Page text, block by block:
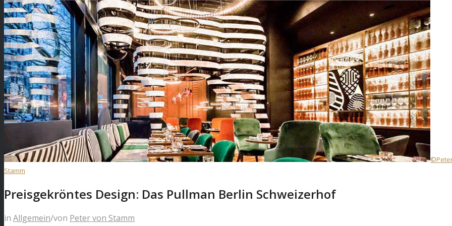
Stamm
Preisgekröntes Design: Das Pullman Berlin Schweizerhof
in Allgemein/von Peter von Stamm